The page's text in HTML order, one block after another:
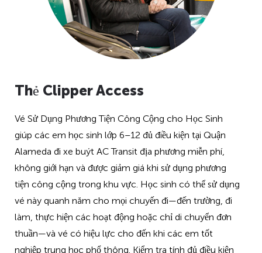
Thẻ Clipper Access
Vé Sử Dụng Phương Tiện Công Cộng cho Học Sinh
giúp các em học sinh lớp 6–12 đủ điều kiện tại Quận
Alameda đi xe buýt AC Transit địa phương miễn phí,
không giới hạn và được giảm giá khi sử dụng phương
tiện công cộng trong khu vực. Học sinh có thể sử dụng
vé này quanh năm cho mọi chuyến đi—đến trường, đi
làm, thực hiện các hoạt động hoặc chỉ di chuyển đơn
thuần—và vé có hiệu lực cho đến khi các em tốt
nghiệp trung học phổ thông. Kiểm tra tính đủ điều kiện